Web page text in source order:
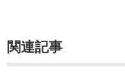
関連記事